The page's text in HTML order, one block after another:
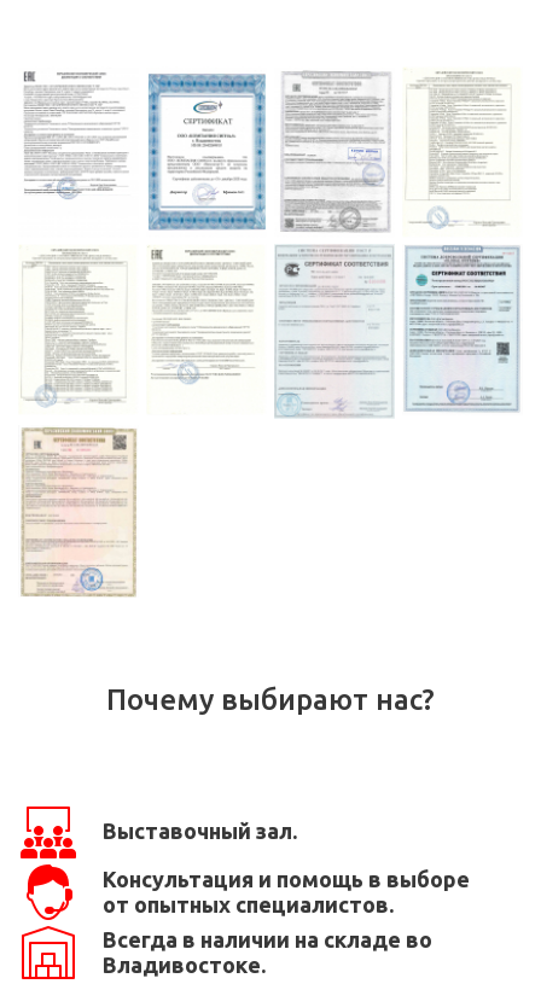
Почему выбирают нас?
Выставочный зал.
Консультация и помощь в выборе
от опытных специалистов.
Всегда в наличии на складе во
Владивостоке.